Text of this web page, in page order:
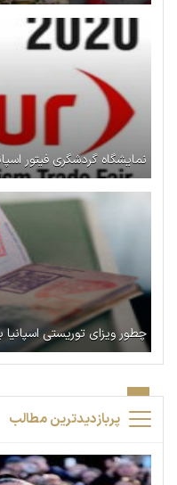
نمایشگاه گردشگری فیتور اسپانیا
چطور ویزای توریستی
پربازدیدترین مطالب